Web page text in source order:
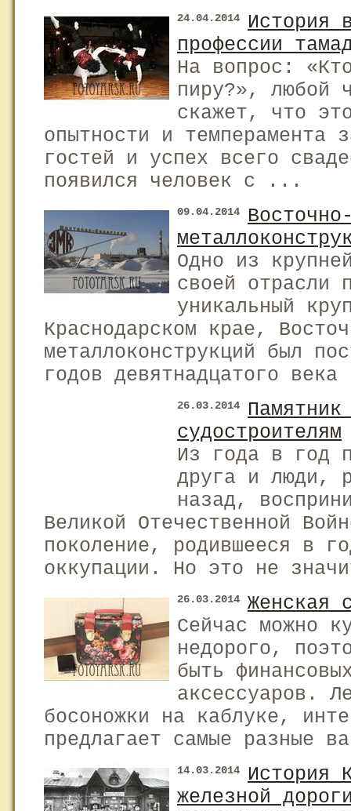
24.04.2014
История
профессии
На вопрос:
пиру?», любой
скажет, что
опытности и темперамента
гостей и успех всего
появился человек с ...
09.04.2014
Одно из
своей отрасли
уникальный
Краснодарском крае,
металлоконструкций был
годов девятнадцатого
26.03.2014
судостроителям
Из года в год
друга и люди,
назад,
Великой Отечественной
поколение, родившееся в
оккупации. Но это не
26.03.2014
Женская
Сейчас можно
недорого,
быть
аксессуаров.
босоножки на каблуке,
предлагает самые разные
14.03.2014
История
железной